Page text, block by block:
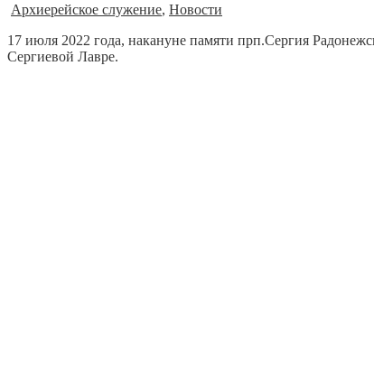
Архиерейское служение, Новости
17 июля 2022 года, накануне памяти прп.Сергия
Сергиевой Лавре.